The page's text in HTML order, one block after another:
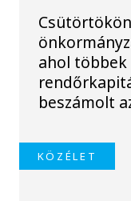
ahol
beszámolt
KÖZÉLET